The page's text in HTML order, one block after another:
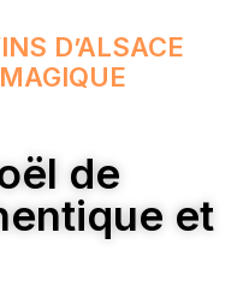
D’ALSACE
de
et